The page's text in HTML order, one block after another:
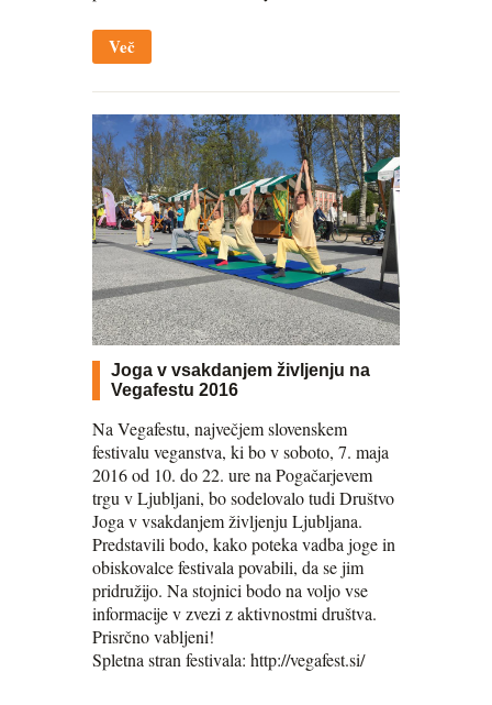
Več
Joga v vsakdanjem življenju na
Vegafestu 2016
Na Vegafestu, največjem slovenskem
festivalu veganstva, ki bo v soboto, 7. maja
2016 od 10. do 22. ure na Pogačarjevem
trgu v Ljubljani, bo sodelovalo tudi Društvo
Joga v vsakdanjem življenju Ljubljana.
Predstavili bodo, kako poteka vadba joge in
obiskovalce festivala povabili, da se jim
pridružijo. Na stojnici bodo na voljo vse
informacije v zvezi z aktivnostmi društva.
Prisrčno vabljeni!
Spletna stran festivala: http://vegafest.si/